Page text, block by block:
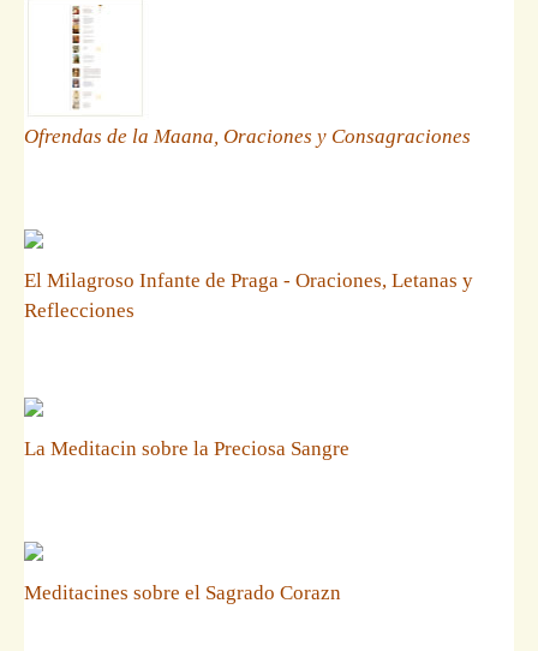
Ofrendas de la Maana, Oraciones y Consagraciones
El Milagroso Infante de Praga - Oraciones, Letanas y
Reflecciones
La Meditacin sobre la Preciosa Sangre
Meditacines sobre el Sagrado Corazn